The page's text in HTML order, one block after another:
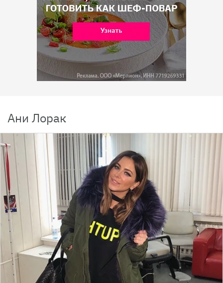
Ани Лорак